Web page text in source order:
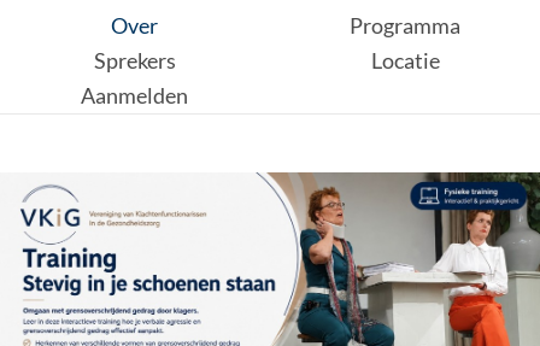
Over
Programma
Sprekers
Locatie
Aanmelden